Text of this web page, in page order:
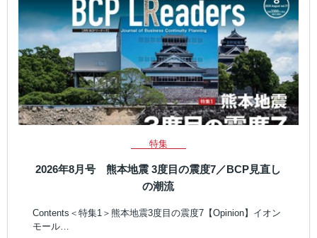
特集
2026年8月号 熊本地震 3度目の震度7／BCP見直し
の潮流
Contents＜特集1＞熊本地震3度目の震度7【Opinion】イオン
モール…